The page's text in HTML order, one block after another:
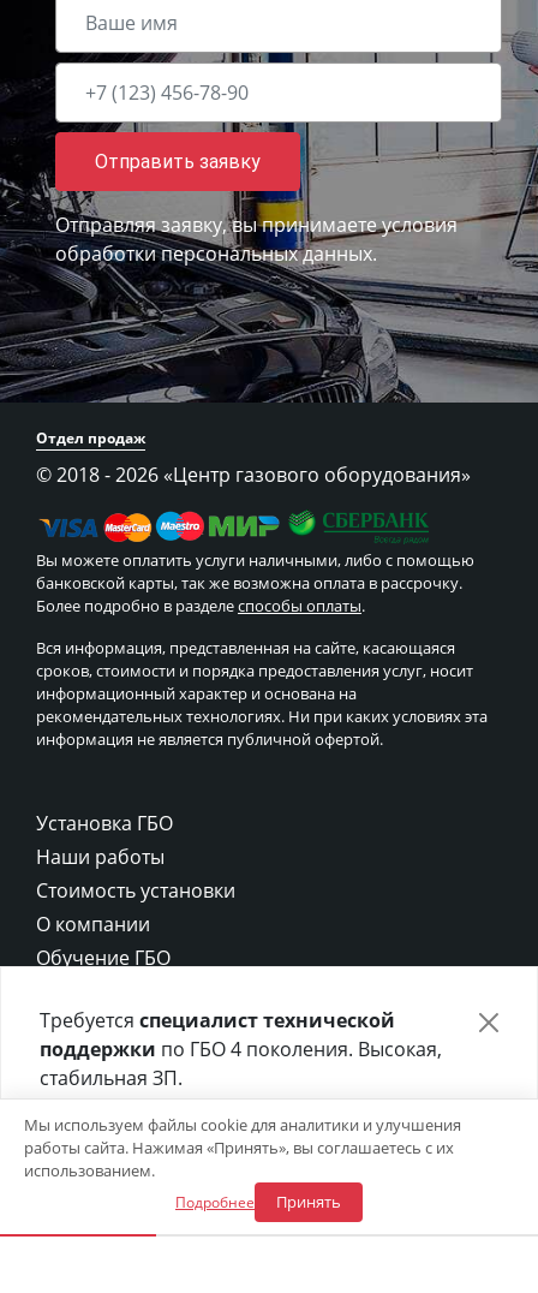
Отправить заявку
Отправляя заявку, вы принимаетеусловия
обработки персональных данных.
Отдел продаж
© 2018 - 2026 «Центр газового оборудования»
Вы можете оплатить услуги наличными, либо с помощью
банковской карты, так же возможна оплата в рассрочку.
Более подробно в разделеспособы оплаты.
Вся информация, представленная на сайте, касающаяся
сроков, стоимости и порядка предоставления услуг, носит
информационный характер и основана на
рекомендательных технологиях. Ни при каких условиях эта
информация не является публичной офертой.
Установка ГБО
Наши работы
Стоимость установки
О компании
Обучение ГБО
Карта сайта
Политика конфиденциальности
Политика cookie
Мы используем файлы cookie для аналитики и улучшения
работы сайта. Нажимая «Принять», вы соглашаетесь с их
использованием.
Подробнее Принять
Требуется специалист технической
поддержки по ГБО 4 поколения. Высокая,
стабильная ЗП.
Отправьте своё резюме в форме ниже 👇
Откликнуться на вакансию